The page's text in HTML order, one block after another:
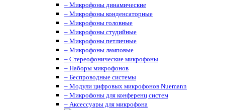
– Микрофоны динамические
– Микрофоны конденсаторные
– Микрофоны головные
– Микрофоны студийные
– Микрофоны петличные
– Микрофоны ламповые
– Стереофонические микрофоны
– Наборы микрофонов
– Беспроводные системы
– Модули цифровых микрофонов Nuemann
– Микрофоны для конференц систем
– Аксессуары для микрофона